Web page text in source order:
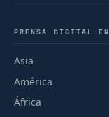
PRENSA DIGITAL EN
Asia
América
África